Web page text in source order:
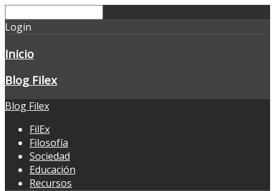
Login
Inicio
Blog Filex
Blog Filex
FilEx
Filosofía
Sociedad
Educación
Recursos